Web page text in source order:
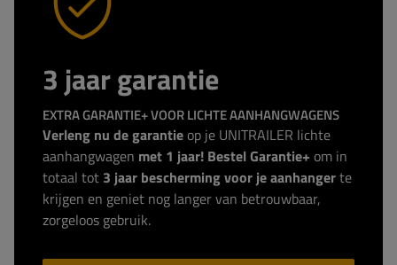
3 jaar garantie
EXTRA GARANTIE+ VOOR LICHTE AANHANGWAGENS
Verleng nu de garantie op je UNITRAILER lichte
aanhangwagen met 1 jaar! Bestel Garantie+ om in
totaal tot 3 jaar bescherming voor je aanhangerte
krijgen en geniet nog langer van betrouwbaar,
zorgeloos gebruik.